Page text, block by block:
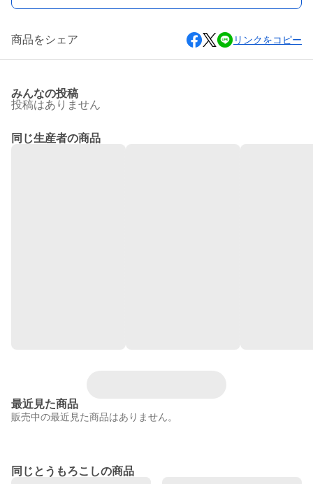
商品をシェア リンクをコピー
みんなの投稿
投稿はありません
同じ生産者の商品
最近見た商品
販売中の最近見た商品はありません。
同じとうもろこしの商品